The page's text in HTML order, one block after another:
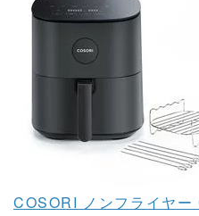
COSORI ノンフライヤ